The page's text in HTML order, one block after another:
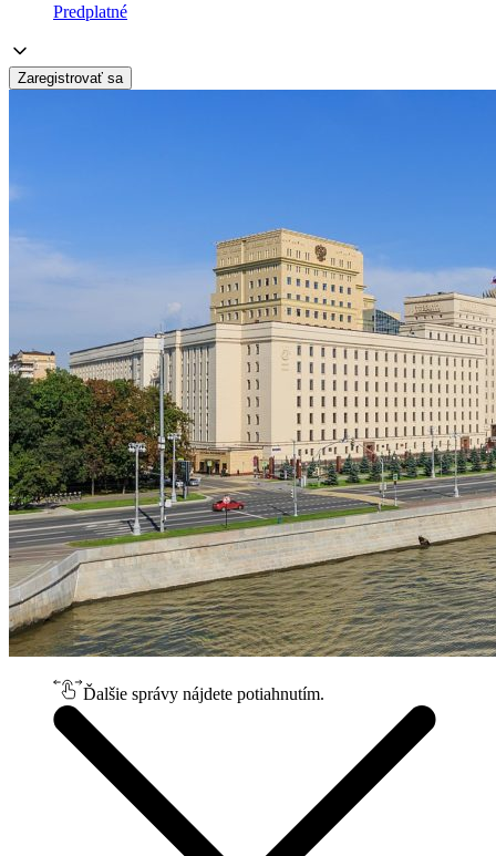
Predplatné
Zaregistrovať sa
Ďalšie správy nájdete potiahnutím.